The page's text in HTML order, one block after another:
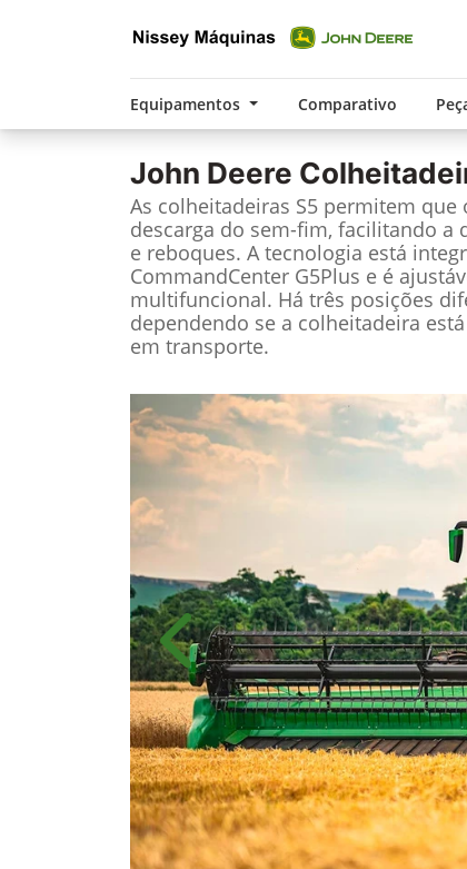
Equipamentos Comparativo
John Deere
As colheitadeiras S5 permitem
descarga do sem-fim, facilitando a
e reboques. A tecnologia está
CommandCenter G5Plus e é
multifuncional. Há três posições
dependendo se a colheitadeira
em transporte.
Anterior